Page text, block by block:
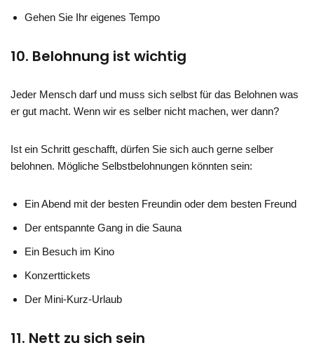
Gehen Sie Ihr eigenes Tempo
10. Belohnung ist wichtig
Jeder Mensch darf und muss sich selbst für das Belohnen was
er gut macht. Wenn wir es selber nicht machen, wer dann?
Ist ein Schritt geschafft, dürfen Sie sich auch gerne selber
belohnen. Mögliche Selbstbelohnungen könnten sein:
Ein Abend mit der besten Freundin oder dem besten Freund
Der entspannte Gang in die Sauna
Ein Besuch im Kino
Konzerttickets
Der Mini-Kurz-Urlaub
11. Nett zu sich sein